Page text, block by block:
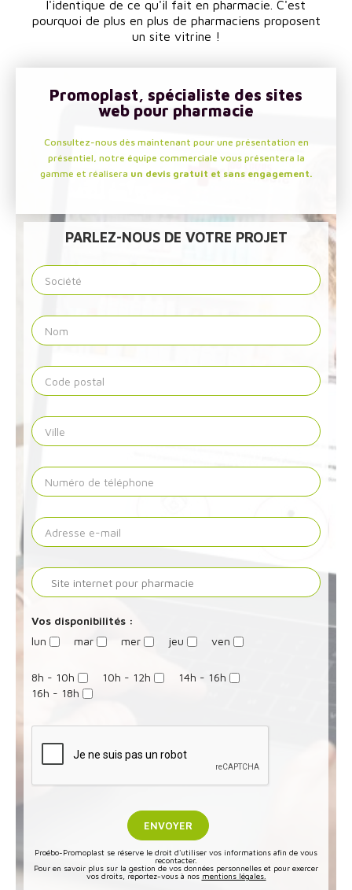
l'identique de ce qu'il fait en pharmacie. C'est
pourquoi de plus en plus de pharmaciens proposent
un site vitrine !
Promoplast, spécialiste des sites
web pour pharmacie
Consultez-nous dès maintenant pour une présentation en
présentiel, notre équipe commerciale vous présentera la
gamme et réalisera un devis gratuit et sans engagement.
PARLEZ-NOUS DE VOTRE PROJET
Vos disponibilités :
lun
mar mer jeu ven
8h - 10h 10h - 12h
14h - 16h
16h - 18h
Proébo-Promoplast se réserve le droit d'utiliser vos informations afin de vous
recontacter.
Pour en savoir plus sur la gestion de vos données personnelles et pour exercer
vos droits, reportez-vous à nos mentions légales.